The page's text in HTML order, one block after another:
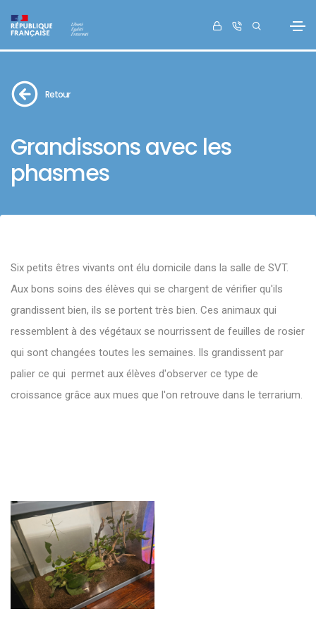
Retour
Grandissons avec les
phasmes
Six petits êtres vivants ont élu domicile dans la salle de SVT.
Aux bons soins des élèves qui se chargent de vérifier qu'ils
grandissent bien, ils se portent très bien. Ces animaux qui
ressemblent à des végétaux se nourrissent de feuilles de rosier
qui sont changées toutes les semaines. Ils grandissent par
palier ce qui permet aux élèves d'observer ce type de
croissance grâce aux mues que l'on retrouve dans le terrarium.